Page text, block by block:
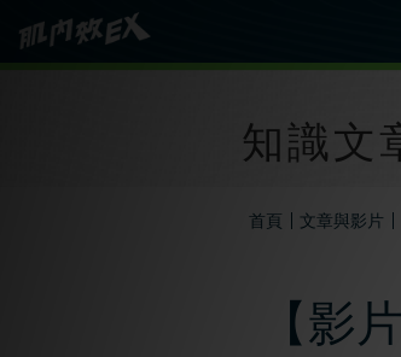
知識文
首頁 文章與影片
【影